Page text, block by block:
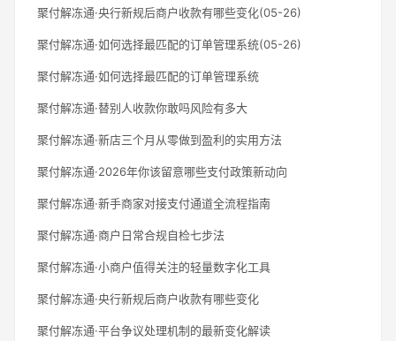
聚付解冻通·央行新规后商户收款有哪些变化(05-26)
聚付解冻通·如何选择最匹配的订单管理系统(05-26)
聚付解冻通·如何选择最匹配的订单管理系统
聚付解冻通·替别人收款你敢吗风险有多大
聚付解冻通·新店三个月从零做到盈利的实用方法
聚付解冻通·2026年你该留意哪些支付政策新动向
聚付解冻通·新手商家对接支付通道全流程指南
聚付解冻通·商户日常合规自检七步法
聚付解冻通·小商户值得关注的轻量数字化工具
聚付解冻通·央行新规后商户收款有哪些变化
聚付解冻通·平台争议处理机制的最新变化解读